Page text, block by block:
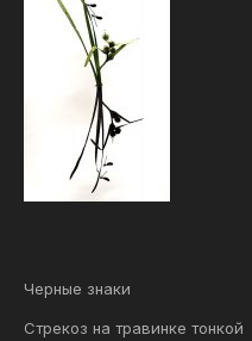
Черные знаки
Стрекоз на травинке тонкой